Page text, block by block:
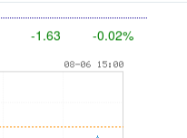
-0.02%